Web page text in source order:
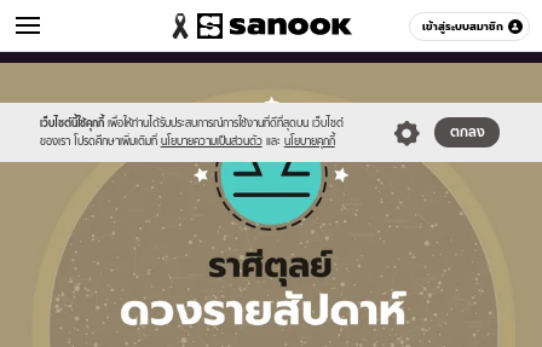
เข้าสู่ระบบสมาชิก
ดูดวง หมวดอื่นๆ
เว็บไซต์นี้ใช้คุกกี้ เพื่อให้ท่านได้รับประสบการณ์การใช้งานที่ดีที่สุดบน เว็บไซต์
ของเรา โปรดศึกษาเพิ่มเติมที่ นโยบายความเป็นส่วนตัว และ นโยบายคุกกี้
ตกลง
new-
sanook.png
horoscope-
libra_zodiac.jpg